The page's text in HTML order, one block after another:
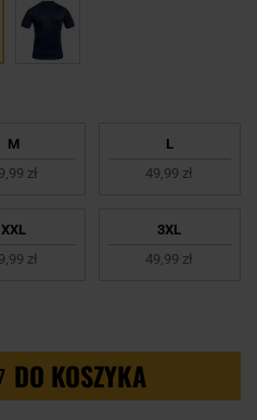
M
zł
L
49,99 zł
XXL
zł
3XL
49,99 zł
DO KOSZYKA